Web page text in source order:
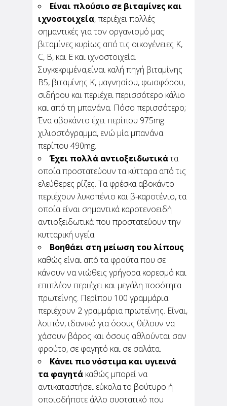
Είναι πλούσιο σε βιταμίνες και
ιχνοστοιχεία, περιέχει πολλές
σημαντικές για τον οργανισμό μας
βιταμίνες κυρίως από τις οικογένειες K,
C, B, και E και ιχνοστοιχεία.
Συγκεκριμένα,είναι καλή πηγή βιταμίνης
Β5, βιταμίνης Κ, μαγνησίου, φωσφόρου,
σιδήρου και περιέχει περισσότερο κάλιο
και από τη μπανάνα. Πόσο περισσότερο;
Ένα αβοκάντο έχει περίπου 975mg
χιλιοστόγραμμα, ενώ μία μπανάνα
περίπου 490mg.
Έχει πολλά αντιοξειδωτικάτα
οποία προστατεύουν τα κύτταρα από τις
ελεύθερες ρίζες. Τα φρέσκα αβοκάντο
περιέχουν λυκοπένιο και β-καροτένιο, τα
οποία είναι σημαντικά καροτενοειδή
αντιοξειδωτικά που προστατεύουν την
κυτταρική υγεία
Βοηθάει στη μείωση του λίπους
καθώς είναι από τα φρούτα που σε
κάνουν να νιώθεις γρήγορα κορεσμό και
επιπλέον περιέχει και μεγάλη ποσότητα
πρωτεΐνης. Περίπου 100 γραμμάρια
περιέχουν 2 γραμμάρια πρωτεΐνης. Είναι,
λοιπόν, ιδανικό για όσους θέλουν να
χάσουν βάρος και όσους αθλούνται σαν
φρούτο, σε φαγητό και σε σαλάτα.
Κάνει πιο νόστιμα και υγιεινά
τα φαγητά καθώς μπορεί να
αντικαταστήσει εύκολα το βούτυρο ή
οποιοδήποτε άλλο συστατικό που